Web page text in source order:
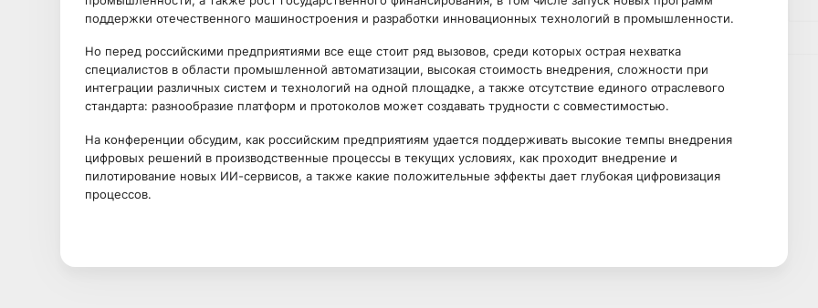
поддержки отечественного машиностроения и разработки инновационных технологий в промышленности.
Но перед российскими предприятиями все еще стоит ряд вызовов, среди которых острая нехватка
специалистов в области промышленной автоматизации, высокая стоимость внедрения, сложности при
интеграции различных систем и технологий на одной площадке, а также отсутствие единого отраслевого
стандарта: разнообразие платформ и протоколов может создавать трудности с совместимостью.
На конференции обсудим, как российским предприятиям удается поддерживать высокие темпы внедрения
цифровых решений в производственные процессы в текущих условиях, как проходит внедрение и
пилотирование новых ИИ-сервисов, а также какие положительные эффекты дает глубокая цифровизация
процессов.